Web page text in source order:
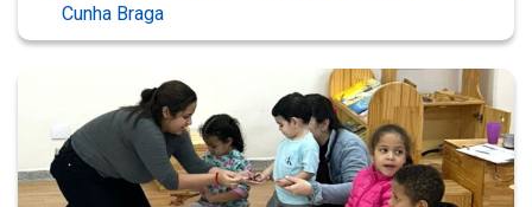
Cunha Braga